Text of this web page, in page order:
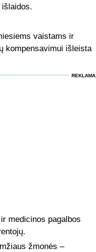
vaistams ir
kompensavimui išleista
REKLAMA
medicinos pagalbos
žmonės –